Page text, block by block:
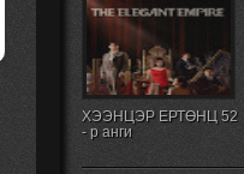
ХЭЭНЦЭР ЕРТӨНЦ 52
- р анги